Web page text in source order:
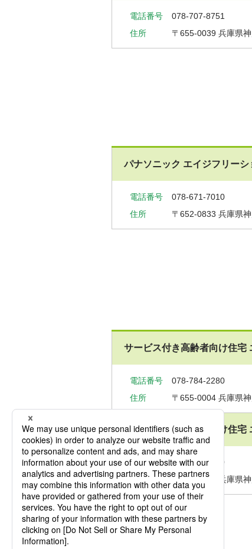
電話番号
078-707-8751
住所
〒655-0039 兵庫県
パナソニック エイジフリーシ
電話番号
078-671-7010
住所
〒652-0833 兵庫県
サービス付き高齢者向け住宅
電話番号
078-784-2280
住所
〒655-0004 兵庫県
サービス付き高齢者向け住宅
電話番号
078-707-8750
住所
〒655-0039 兵庫県